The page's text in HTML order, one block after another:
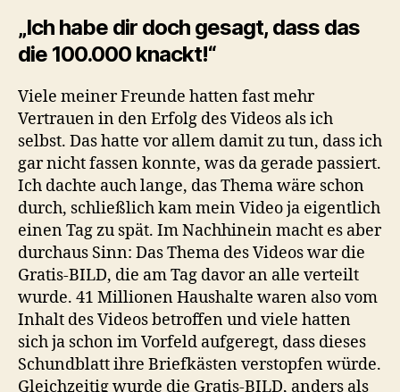
„Ich habe dir doch gesagt, dass das
die 100.000 knackt!“
Viele meiner Freunde hatten fast mehr
Vertrauen in den Erfolg des Videos als ich
selbst. Das hatte vor allem damit zu tun, dass ich
gar nicht fassen konnte, was da gerade passiert.
Ich dachte auch lange, das Thema wäre schon
durch, schließlich kam mein Video ja eigentlich
einen Tag zu spät. Im Nachhinein macht es aber
durchaus Sinn: Das Thema des Videos war die
Gratis-BILD, die am Tag davor an alle verteilt
wurde. 41 Millionen Haushalte waren also vom
Inhalt des Videos betroffen und viele hatten
sich ja schon im Vorfeld aufgeregt, dass dieses
Schundblatt ihre Briefkästen verstopfen würde.
Gleichzeitig wurde die Gratis-BILD, anders als